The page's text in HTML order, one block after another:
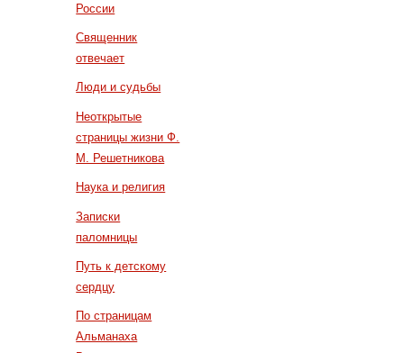
России
Священник
отвечает
Люди и судьбы
Неоткрытые
страницы жизни Ф.
М. Решетникова
Наука и религия
Записки
паломницы
Путь к детскому
сердцу
По страницам
Альманаха